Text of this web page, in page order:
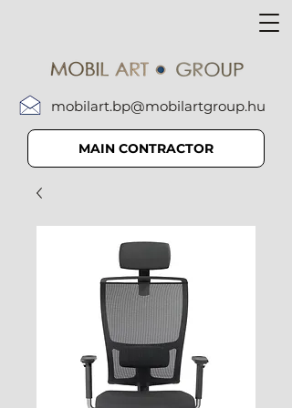
mobilart.bp@mobilartgroup.hu
MAIN CONTRACTOR